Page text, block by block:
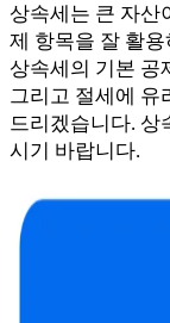
상속세는 큰 자산
제 항목을 잘 활
상속세의 기본 공
그리고 절세에 유
드리겠습니다. 상
시기 바랍니다.